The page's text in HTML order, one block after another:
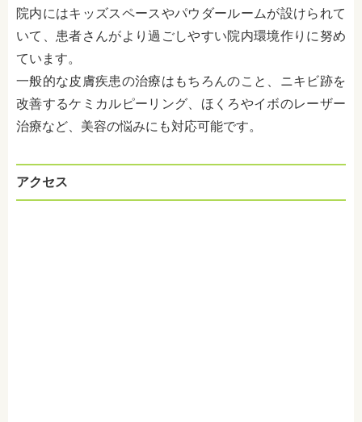
院内にはキッズスペースやパウダールームが設けられて
いて、患者さんがより過ごしやすい院内環境作りに努め
ています。
一般的な皮膚疾患の治療はもちろんのこと、ニキビ跡を
改善するケミカルピーリング、ほくろやイボのレーザー
治療など、美容の悩みにも対応可能です。
アクセス